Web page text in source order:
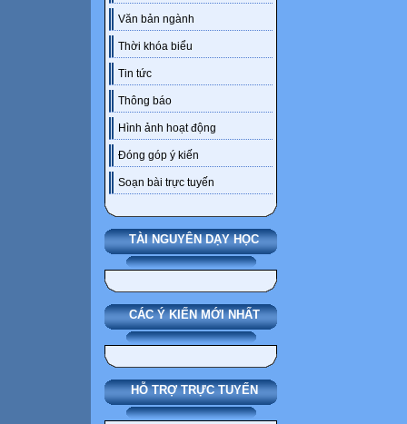
Văn bản ngành
Thời khóa biểu
Tin tức
Thông báo
Hình ảnh hoạt động
Đóng góp ý kiến
Soạn bài trực tuyến
TÀI NGUYÊN DẠY HỌC
CÁC Ý KIẾN MỚI NHẤT
HỖ TRỢ TRỰC TUYẾN